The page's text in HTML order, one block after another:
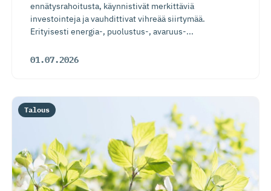
ennätysrahoitusta, käynnistivät merkittäviä
investointeja ja vauhdittivat vihreää siirtymää.
Erityisesti energia-, puolustus-, avaruus-...
01.07.2026
Talous